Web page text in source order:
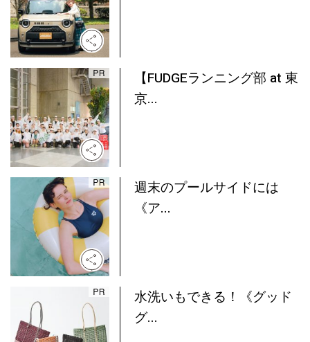
【FUDGEランニング部 at 東
京...
週末のプールサイドには
《ア...
水洗いもできる！《グッド
グ...